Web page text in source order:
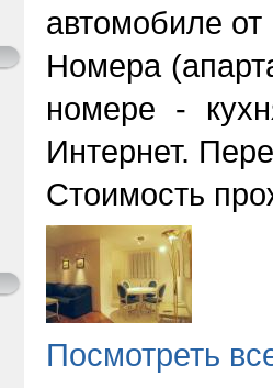
автомобиле от
Номера
номере -
Интернет.
Стоимость
Посмотреть